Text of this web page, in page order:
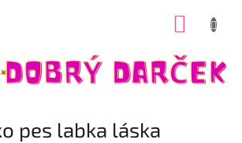
pes labka láska